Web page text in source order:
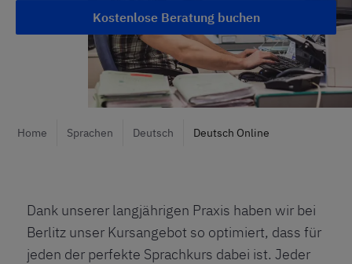
Kostenlose Beratung buchen
Home Sprachen Deutsch Deutsch Online
Dank unserer langjährigen Praxis haben wir bei
Berlitz unser Kursangebot so optimiert, dass für
jeden der perfekte Sprachkurs dabei ist. Jeder